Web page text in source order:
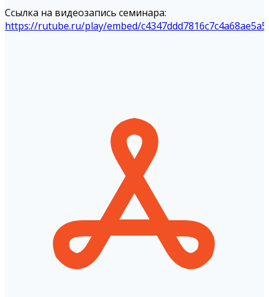
Ссылка на видеозапись семинара:
https://rutube.ru/play/embed/